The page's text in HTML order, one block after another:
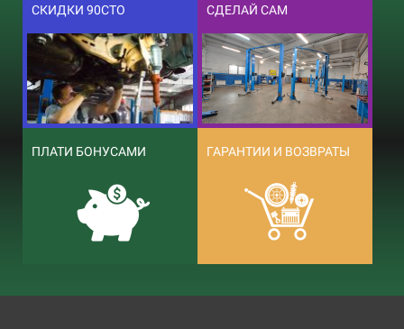
СКИДКИ 90СТО СДЕЛАЙ САМ
ПЛАТИ БОНУСАМИ ГАРАНТИИ И ВОЗВРАТЫ